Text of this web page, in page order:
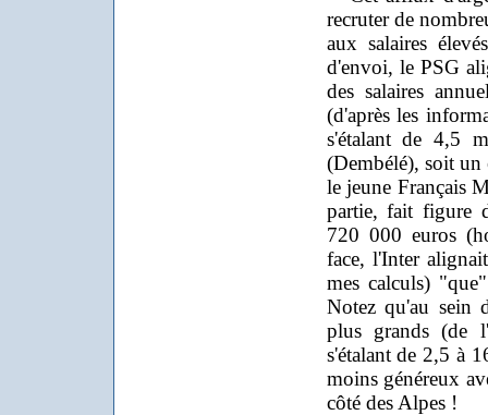
recruter de
aux salaires
d'envoi, le PSG
des salaires
(d'après les
s'étalant de 4,5
(Dembélé), soit un
le jeune Français
partie, fait figure
720 000 euros
face, l'Inter
mes calculs)
Notez qu'au sein
plus grands (de
s'étalant de 2,5 à
moins généreux
côté des Alpes !